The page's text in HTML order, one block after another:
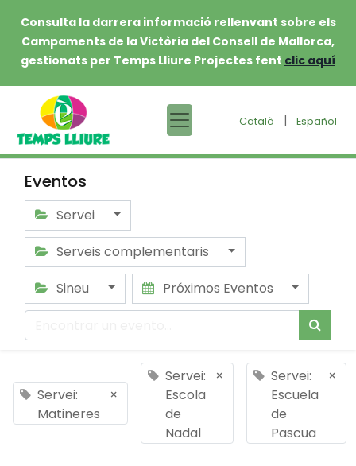
Consulta la darrera informació rellenvant sobre els
Campaments de la Victòria del Consell de Mallorca,
gestionats per Temps Lliure Projectes fent clic aquí
Català | Español
Eventos
Servei
Serveis complementaris
Sineu
Próximos Eventos
Servei:
Matineres
×
Servei:
Escola
de
Nadal
×
Servei:
Escuela
de
Pascua
×